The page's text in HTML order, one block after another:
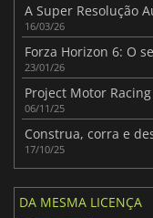
16/03/26
Forza Horizon 6: O
23/01/26
06/11/25
17/10/25
DA MESMA LICENÇA